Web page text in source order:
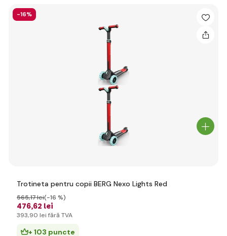
-16%
Trotineta pentru copii BERG Nexo Lights Red
476,62 lei
565,17 lei(-16 %)
393,90 lei fără TVA
+ 103 puncte